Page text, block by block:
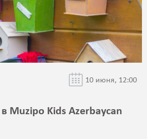
10 июня, 12:00
Muzipo Kids Azerbaycan